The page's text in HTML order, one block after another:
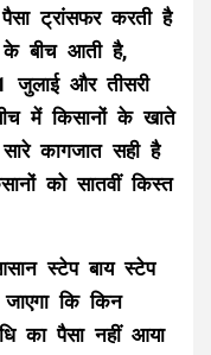
ट्रांसफर करती है
के बीच आती है,
और तीसरी
में किसानों के खाते
कागजात सही है
को सातवीं किस्त
स्टेप बाय स्टेप
कि किन
का पैसा नहीं आया